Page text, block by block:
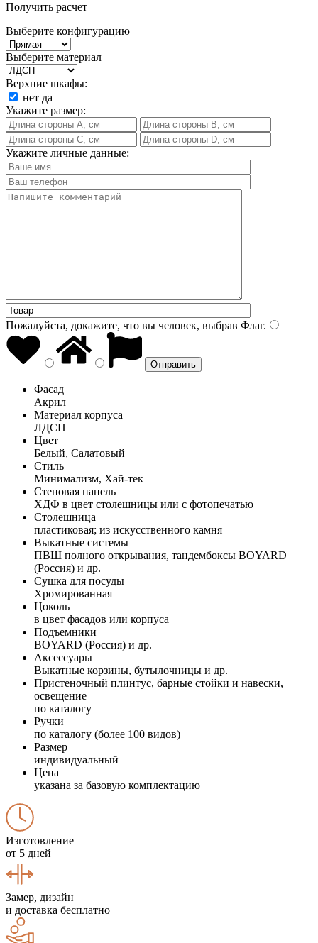
Получить расчет
Выберите конфигурацию
Выберите материал
Верхние шкафы:
нет да
Укажите размер:
Укажите личные данные:
Пожалуйста, докажите, что вы человек, выбрав Флаг.
Фасад
Акрил
Материал корпуса
ЛДСП
Цвет
Белый, Салатовый
Стиль
Минимализм, Хай-тек
Стеновая панель
ХДФ в цвет столешницы или с фотопечатью
Столешница
пластиковая; из искусственного камня
Выкатные системы
ПВШ полного открывания, тандембоксы BOYARD
(Россия) и др.
Сушка для посуды
Хромированная
Цоколь
в цвет фасадов или корпуса
Подъемники
BOYARD (Россия) и др.
Аксессуары
Выкатные корзины, бутылочницы и др.
Пристеночный плинтус, барные стойки и навески,
освещение
по каталогу
Ручки
по каталогу (более 100 видов)
Размер
индивидуальный
Цена
указана за базовую комплектацию
Изготовление
от 5 дней
Замер, дизайн
и доставка бесплатно